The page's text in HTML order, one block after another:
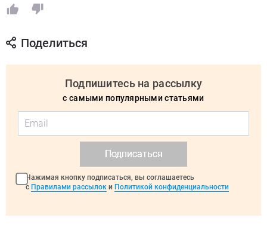
Поделиться
Подпишитесь на рассылку
с самыми популярными статьями
Подписаться
Нажимая кнопку подписаться, вы соглашаетесь
с Правилами рассылок и Политикой конфиденциальности